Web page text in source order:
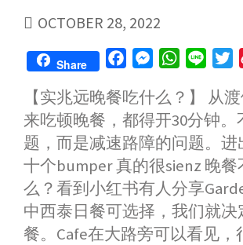
PUBLISHED
DATE
OCTOBER 28, 2022
Share
c
e
b
o
o
k
s
s
e
n
g
e
W
a
t
s
A
p
p
n
e
i
t
t
e
r
【实兆远晚餐吃什么？】 从
来吃顿晚餐，都得开30分钟。
题，而是减速路障的问题。
十个bumper 真的很sienz 晚
么？看到小红书有人分享
中西泰日餐可选择，我们就决
餐。Cafe在大路旁可以看见，